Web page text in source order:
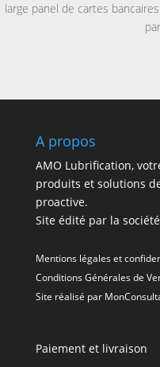
large panel de cartes
A propos
AMO Lubrification,
produits et solutions
proactive.
Site édité par la
Mentions légales et
Conditions Générales de
Site réalisé par
Paiement et livraison